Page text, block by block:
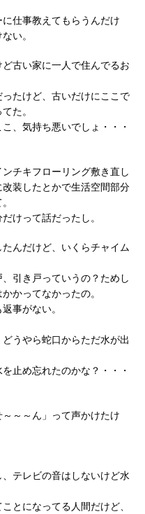
仕事教えてもらうんだけ
い。
古い家に一人で住んでるお
たけど、古いだけにここで
た。
、気持ち悪いでしょ・・・
チキフローリング敷き直し
装したとかで生活空間部分
けって話だったし。
んだけど、いくらチャイム
引き戸っていうの？ためし
かってなかったの。
事がない。
うやら蛇口からただ水が出
止め忘れたのかな？・・・
～～ん」って声かけたけ
テレビの音はしないけど水
とになってる人間だけど、